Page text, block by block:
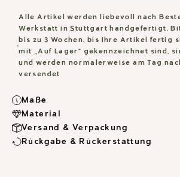
Alle Artikel werden liebevoll nach
Werkstatt in Stuttgart handgefertigt.
bis zu 3 Wochen, bis Ihre Artikel fertig
mit „Auf Lager“ gekennzeichnet sind,
und werden normalerweise am Tag
versendet
Maße
Material
Versand & Verpackung
Rückgabe & Rückerstattung